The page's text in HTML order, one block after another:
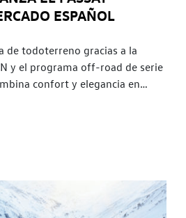
ESPAÑOL
de todoterreno gracias a la
y el programa off-road de serie
confort y elegancia en